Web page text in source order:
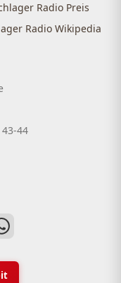
Radio Preis
Radio Wikipedia
44